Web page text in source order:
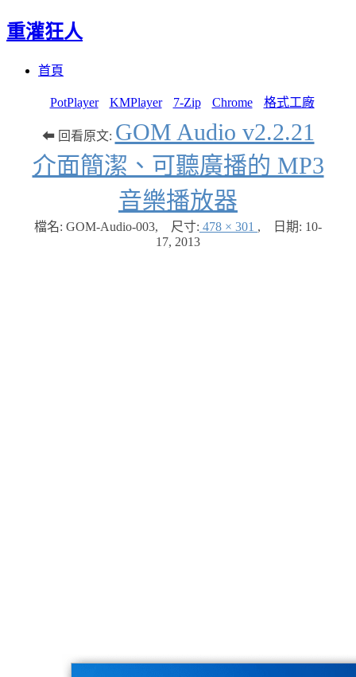
重灌狂人
首頁
PotPlayer KMPlayer 7-Zip Chrome 格式工廠
⬅ 回看原文: GOM Audio v2.2.21
介面簡潔、可聽廣播的 MP3
音樂播放器
檔名: GOM-Audio-003, 尺寸: 478 × 301 , 日期: 10-
17, 2013